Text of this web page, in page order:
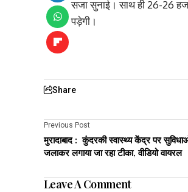
सजा सुनाई। साथ ही 26-26
पड़ेगी।
Share
Previous Post
मुरादाबाद : कुंदरकी स्वास्थ्य केंद्र पर
जलाकर लगाया जा रहा टीका, वीडियो वायरल
Leave A Comment